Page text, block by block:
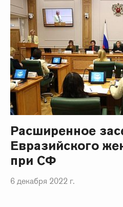
Расширенное
Евразийского
при СФ
6 декабря 2022 г.